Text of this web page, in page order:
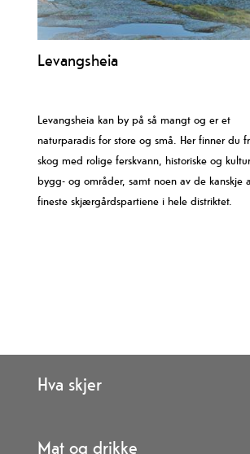
Levangsheia
Levangsheia kan by på så mangt og er et
naturparadis for store og små. Her finner du
skog med rolige ferskvann, historiske og
bygg- og områder, samt noen av de kanskje
fineste skjærgårdspartiene i hele distriktet.
Hva skjer
Mat og drikke